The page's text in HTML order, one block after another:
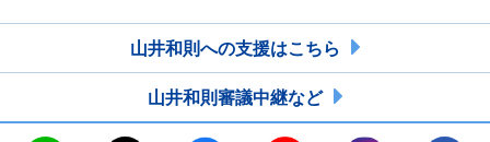
山井和則への支援はこちら
山井和則審議中継など